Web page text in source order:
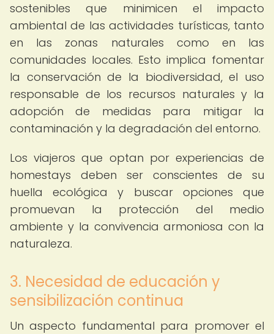
sostenibles que minimicen el impacto
ambiental de las actividades turísticas, tanto
en las zonas naturales como en las
comunidades locales. Esto implica fomentar
la conservación de la biodiversidad, el uso
responsable de los recursos naturales y la
adopción de medidas para mitigar la
contaminación y la degradación del entorno.
Los viajeros que optan por experiencias de
homestays deben ser conscientes de su
huella ecológica y buscar opciones que
promuevan la protección del medio
ambiente y la convivencia armoniosa con la
naturaleza.
3. Necesidad de educación y
sensibilización continua
Un aspecto fundamental para promover el